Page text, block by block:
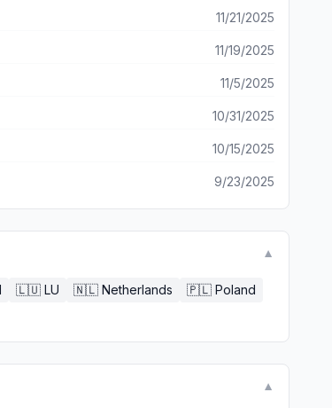
11/21/2025
11/19/2025
11/5/2025
10/31/2025
10/15/2025
9/23/2025
▼
🇱🇺 LU 🇳🇱 Netherlands 🇵🇱 Poland
▼